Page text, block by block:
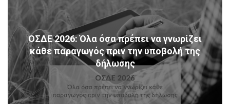
ΟΣΔΕ 2026: Όλα όσα πρέπει να γνωρίζει
κάθε παραγωγός πριν την υποβολή της
δήλωσης